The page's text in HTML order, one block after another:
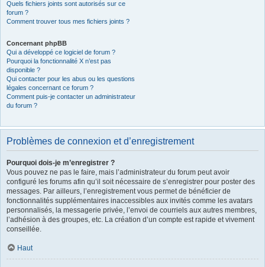
Quels fichiers joints sont autorisés sur ce
forum ?
Comment trouver tous mes fichiers joints ?
Concernant phpBB
Qui a développé ce logiciel de forum ?
Pourquoi la fonctionnalité X n’est pas
disponible ?
Qui contacter pour les abus ou les questions
légales concernant ce forum ?
Comment puis-je contacter un administrateur
du forum ?
Problèmes de connexion et d’enregistrement
Pourquoi dois-je m’enregistrer ?
Vous pouvez ne pas le faire, mais l’administrateur du forum peut avoir
configuré les forums afin qu’il soit nécessaire de s’enregistrer pour poster des
messages. Par ailleurs, l’enregistrement vous permet de bénéficier de
fonctionnalités supplémentaires inaccessibles aux invités comme les avatars
personnalisés, la messagerie privée, l’envoi de courriels aux autres membres,
l’adhésion à des groupes, etc. La création d’un compte est rapide et vivement
conseillée.
Haut